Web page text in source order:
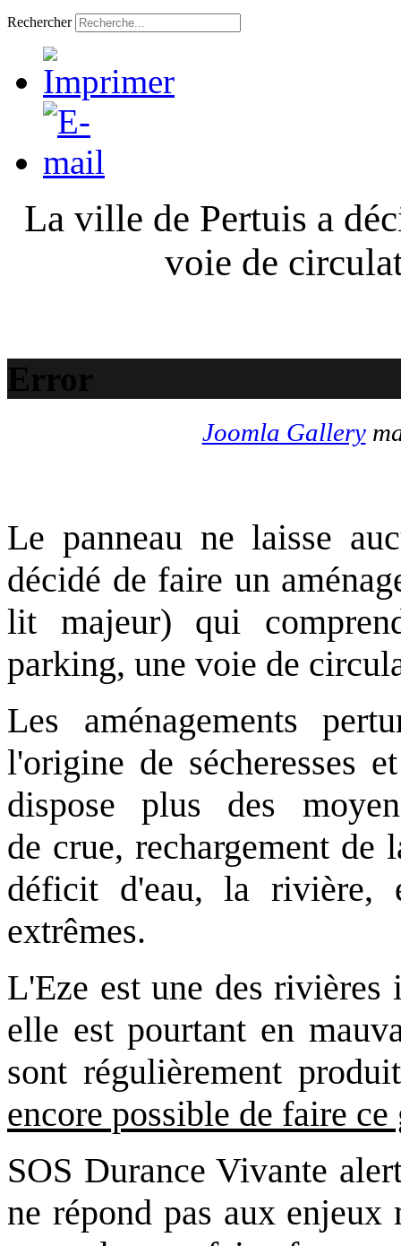
Rechercher
La ville de Pertuis a
voie de
Error
Joomla Gallery
Le panneau ne laisse
décidé de faire un
lit majeur) qui
parking, une voie de
Les aménagements
l'origine de sécheresses
dispose plus des
de crue, rechargement de
déficit d'eau, la rivière,
extrêmes.
L'Eze est une des
elle est pourtant en
sont régulièrement
encore possible de faire
SOS Durance Vivante
ne répond pas aux enjeux